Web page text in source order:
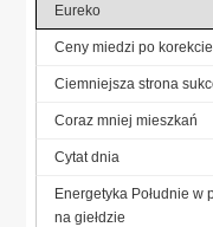
Eureko
Ceny miedzi po
Ciemniejsza strona
Coraz mniej mieszkań
Cytat dnia
Energetyka Południe w
na giełdzie